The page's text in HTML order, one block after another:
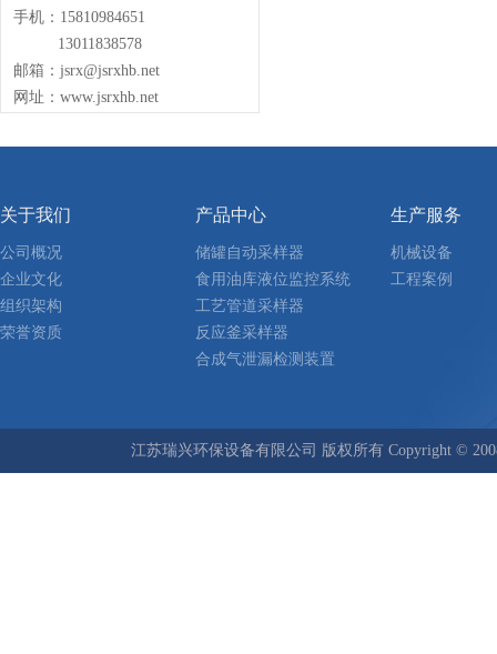
手机：15810984651
13011838578
邮箱：jsrx@jsrxhb.net
网址：www.jsrxhb.net
关于我们
公司概况
企业文化
组织架构
荣誉资质
产品中心
储罐自动采样器
食用油库液位监控系统
工艺管道采样器
反应釜采样器
合成气泄漏检测装置
生产服务
机械设备
工程案例
江苏瑞兴环保设备有限公司 版权所有 Copyright ©